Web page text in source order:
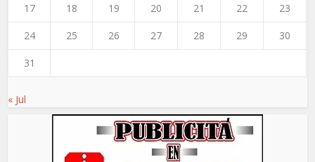
17 18 19 20 21 22 23
24 25 26 27 28 29 30
31
« Jul